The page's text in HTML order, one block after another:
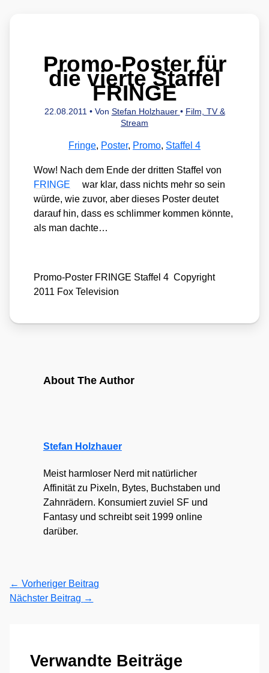
Promo-Poster für
die vierte Staffel
FRINGE
22.08.2011 • Von Stefan Holzhauer • Film, TV &
Stream
Fringe, Poster, Promo, Staffel 4
Wow! Nach dem Ende der drit­ten Staf­fel von
FRINGE
war klar, dass nichts mehr so sein
wür­de, wie zuvor, aber die­ses Pos­ter deu­tet
dar­auf hin, dass es schlim­mer kom­men könn­te,
als man dach­te…
Pro­mo-Pos­ter FRINGE Staf­fel 4 Copy­right
2011 Fox Tele­vi­si­on
About The Author
Stefan Holzhauer
Meist harmloser Nerd mit natürlicher
Affinität zu Pixeln, Bytes, Buchstaben und
Zahnrädern. Konsumiert zuviel SF und
Fantasy und schreibt seit 1999 online
darüber.
← Vorheriger Beitrag
Nächster Beitrag →
Verwandte Beiträge